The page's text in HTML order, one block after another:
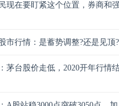
现在要盯紧这个位置，券商和
市行情：是蓄势调整?还是见顶?
茅台股价走低，2020开年行情